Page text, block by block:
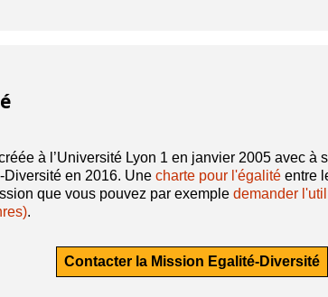
à l’Université Lyon 1 en janvier 2005 avec à
en 2016. Une charte pour l'égalitéentre
que vous pouvez par exemple demander
.
Contacter la Mission Egalité-Diversité